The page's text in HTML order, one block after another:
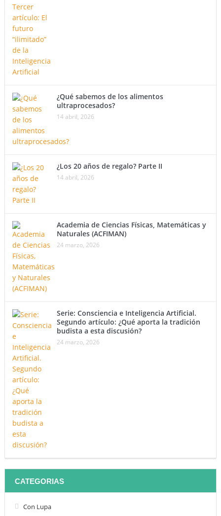
¿Qué sabemos de los alimentos
ultraprocesados?
14 abril, 2026
¿Los 20 años de regalo? Parte II
14 abril, 2026
Academia de Ciencias Físicas, Matemáticas y
Naturales (ACFIMAN)
24 marzo, 2026
Serie: Consciencia e Inteligencia Artificial.
Segundo artículo: ¿Qué aporta la tradición
budista a esta discusión?
24 marzo, 2026
CATEGORIAS
Con Lupa